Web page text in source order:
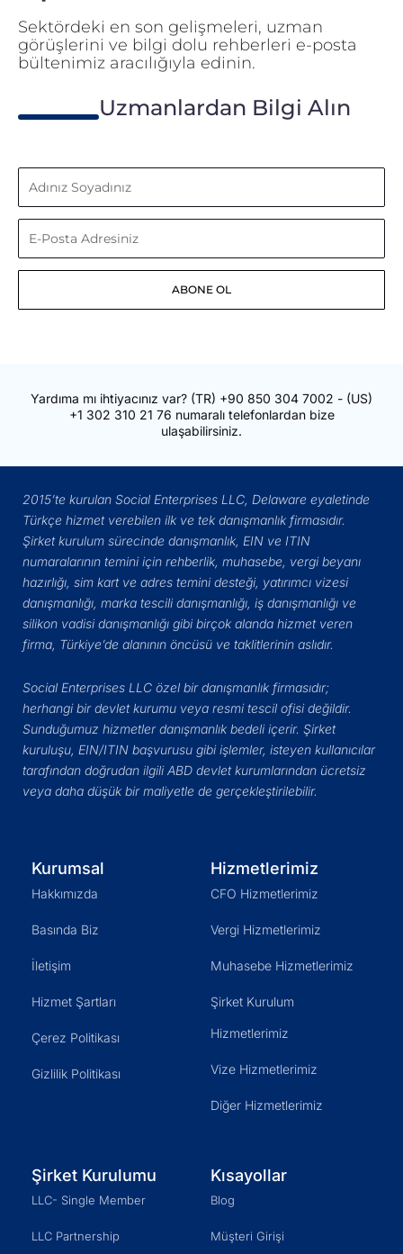
Sektördeki en son gelişmeleri, uzman
görüşlerini ve bilgi dolu rehberleri e-posta
bültenimiz aracılığıyla edinin.
Uzmanlardan Bilgi Alın
Adınız
Soyadınız
E-
Posta
ABONE OL
Yardıma mı ihtiyacınız var? (TR) +90 850 304 7002 - (US)
+1 302 310 21 76 numaralı telefonlardan bize
ulaşabilirsiniz.
2015’te kurulan Social Enterprises LLC, Delaware eyaletinde
Türkçe hizmet verebilen ilk ve tek danışmanlık firmasıdır.
Şirket kurulum sürecinde danışmanlık, EIN ve ITIN
numaralarının temini için rehberlik, muhasebe, vergi beyanı
hazırlığı, sim kart ve adres temini desteği, yatırımcı vizesi
danışmanlığı, marka tescili danışmanlığı, iş danışmanlığı ve
silikon vadisi danışmanlığı gibi birçok alanda hizmet veren
firma, Türkiye’de alanının öncüsü ve taklitlerinin aslıdır.
Social Enterprises LLC özel bir danışmanlık firmasıdır;
herhangi bir devlet kurumu veya resmi tescil ofisi değildir.
Sunduğumuz hizmetler danışmanlık bedeli içerir. Şirket
kuruluşu, EIN/ITIN başvurusu gibi işlemler, isteyen kullanıcılar
tarafından doğrudan ilgili ABD devlet kurumlarından ücretsiz
veya daha düşük bir maliyetle de gerçekleştirilebilir.
Kurumsal
Hakkımızda
Basında Biz
İletişim
Hizmet Şartları
Çerez Politikası
Gizlilik Politikası
Hizmetlerimiz
CFO Hizmetlerimiz
Vergi Hizmetlerimiz
Muhasebe Hizmetlerimiz
Şirket Kurulum
Hizmetlerimiz
Vize Hizmetlerimiz
Diğer Hizmetlerimiz
Şirket Kurulumu
LLC- Single Member
LLC Partnership
Kısayollar
Blog
Müşteri Girişi